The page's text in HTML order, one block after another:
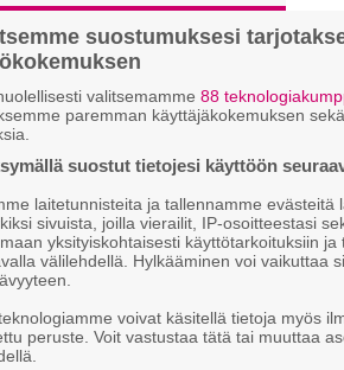
.
kahvitauolla puhutaan! Nappaa
tästä.
suostumuksesi
valitsemamme 88
paremman käyttäjäkokemuksen
suostut tietojesi käyttöön
laitetunnisteita ja tallennamme evästeitä
sivuista, joilla vierailit, IP-osoitteestasi
yksityiskohtaisesti käyttötarkoituksiin
välilehdellä. Hylkääminen voi vaikuttaa
voivat käsitellä tietoja myös
peruste. Voit vastustaa tätä tai muuttaa